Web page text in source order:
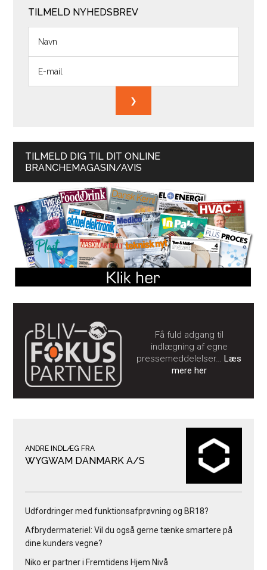
TILMELD NYHEDSBREV
TILMELD DIG TIL DIT ONLINE
BRANCHEMAGASIN/AVIS
Få fuld adgang til
indlægning af egne
pressemeddelelser…Læs
mere her
ANDRE INDLÆG FRA
WYGWAM DANMARK A/S
Udfordringer med funktionsafprøvning og BR18?
Afbrydermateriel: Vil du også gerne tænke smartere på
dine kunders vegne?
Niko er partner i Fremtidens Hjem Nivå